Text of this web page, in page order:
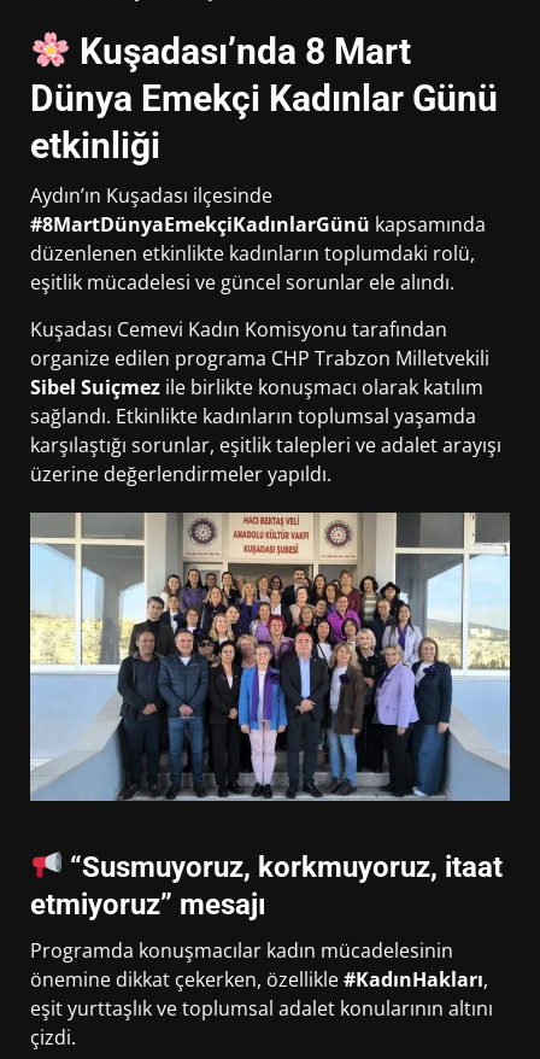
Kuşadası’nda 8 Mart
Dünya Emekçi Kadınlar Günü
etkinliği
Aydın’ın Kuşadası ilçesinde
#8MartDünyaEmekçiKadınlarGünü kapsamında
düzenlenen etkinlikte kadınların toplumdaki rolü,
eşitlik mücadelesi ve güncel sorunlar ele alındı.
Kuşadası Cemevi Kadın Komisyonu tarafından
organize edilen programa CHP Trabzon Milletvekili
Sibel Suiçmez ile birlikte konuşmacı olarak katılım
sağlandı. Etkinlikte kadınların toplumsal yaşamda
karşılaştığı sorunlar, eşitlik talepleri ve adalet arayışı
üzerine değerlendirmeler yapıldı.
“Susmuyoruz, korkmuyoruz, itaat
etmiyoruz” mesajı
Programda konuşmacılar kadın mücadelesinin
önemine dikkat çekerken, özellikle#KadınHakları,
eşit yurttaşlık ve toplumsal adalet konularının altını
çizdi.